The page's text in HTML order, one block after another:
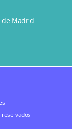
de Madrid
reservados